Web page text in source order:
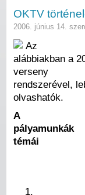
OKTV
2006. június 14.
Az
alábbiakban a
verseny
rendszerével,
olvashatók.
A
pályamunkák
témái